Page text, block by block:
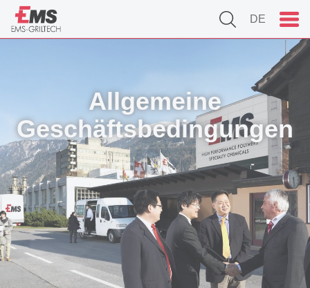
DE
Allgemeine
Geschäftsbedingungen